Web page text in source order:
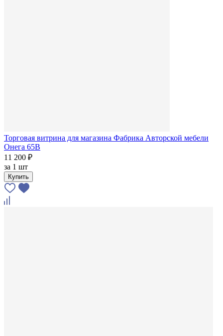
Торговая витрина для магазина Фабрика Авторской мебели
Онега 65В
11 200 ₽
за 1 шт
Купить